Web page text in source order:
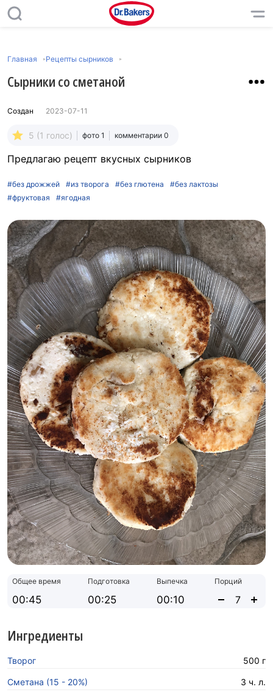
Главная Рецепты сырников
Сырники со сметаной
Создан 2023-07-11
5 (1 голос) фото 1 комментарии 0
Предлагаю рецепт вкусных сырников
#без дрожжей #из творога #без глютена
#без лактозы
#фруктовая
#ягодная
Общее время
00:45
Подготовка
00:25
Выпечка
00:10
Порций
Ингредиенты
Творог 500 г
Сметана (15 - 20%) 3 ч. л.